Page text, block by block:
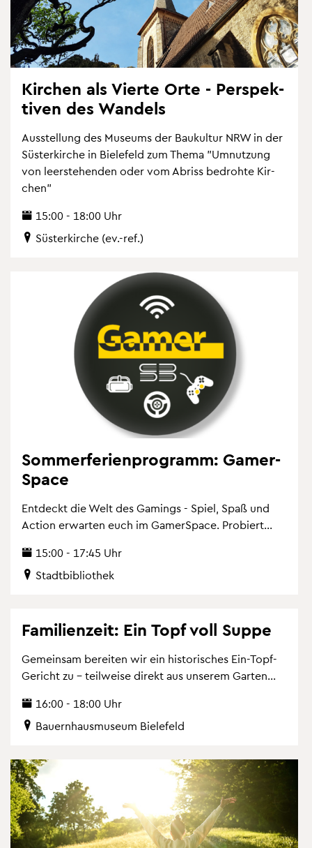
Kir­chen als Vier­te Orte - Per­spek­
ti­ven des Wan­dels
Aus­stel­lung des Mu­se­ums der Bau­kul­tur NRW in der
Süs­ter­kir­che in Bie­le­feld zum Thema "Um­nut­zung
von leer­ste­hen­den oder vom Ab­riss be­droh­te Kir­
chen"
15:00 - 18:00 Uhr
Süs­ter­kir­che (ev.-ref.)
Som­mer­fe­ri­en­pro­gramm: Ga­mer­
Space
Ent­deckt die Welt des Ga­mings - Spiel, Spaß und
Ac­tion er­war­ten euch im Ga­mer­Space. Pro­biert...
15:00 - 17:45 Uhr
Stadt­bi­blio­thek
Fa­mi­li­en­zeit: Ein Topf voll Suppe
Ge­mein­sam be­rei­ten wir ein his­to­ri­sches Ein-Topf-
Ge­richt zu – teil­wei­se di­rekt aus un­se­rem Gar­ten...
16:00 - 18:00 Uhr
Bau­ern­haus­mu­se­um Bie­le­feld